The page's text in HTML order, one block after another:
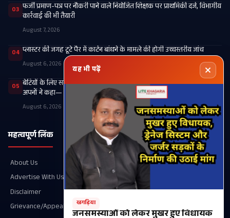
03 फर्जी प्रमाण-पत्र पर नौकरी पाने वाले नियोजित शिक्षक पर प्राथमिकी दर्ज, विभागीय
कार्रवाई की भी तैयारी
August 7, 2026
04 प्लास्टर की जगह टूटे पैर में कार्टन बांधने के मामले की होगी उच्चस्तरीय जांच
August 6, 2026
05 बेटियों के लिए सब कुछ लुटाने वाला पिता वृद्धाश्रम में हुआ लाचार, निधन के बाद
अपनों ने कहा— ‘आ नहीं सकते, वीडियो भेज देना’
August 6, 2026
महत्वपूर्ण लिंक
About Us
Advertise With Us
Disclaimer
Grievance/Appeal Details
श्रेणियाँ
Recent
खगड़िया
परबत्ता
यह भी पढ़ें
खगड़िया
जनसमस्याओं को लेकर मुखर हुए विधायक